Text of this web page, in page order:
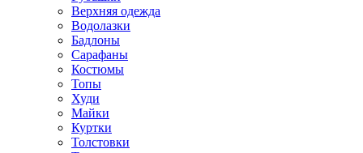
Верхняя одежда
Водолазки
Бадлоны
Сарафаны
Костюмы
Топы
Худи
Майки
Куртки
Толстовки